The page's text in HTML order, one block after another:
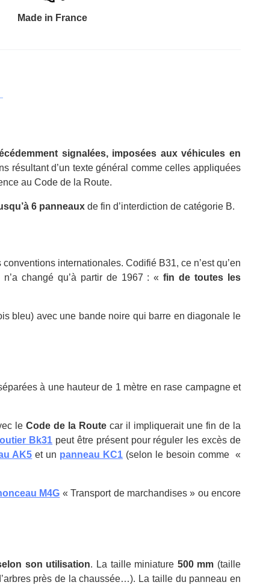
Made in France
signalées, imposées aux véhicules en
résultant d’un texte général comme celles appliquées
au Code de la Route.
6 panneaux de fin d’interdiction de catégorie B.
internationales. Codifié B31, ce n’est qu’en
n’a changé qu’à partir de 1967 : «fin de toutes les
bleu) avec une bande noire qui barre en diagonale le
à une hauteur de 1 mètre en rase campagne et
leCode de la Route car il impliquerait une fin de la
Bk31 peut être présent pour réguler les excès de
AK5 et un panneau KC1 (selon le besoin comme «
M4G « Transport de marchandises » ou encore
son utilisation. La taille miniature 500 mm (taille
près de la chaussée…). La taille du panneau en